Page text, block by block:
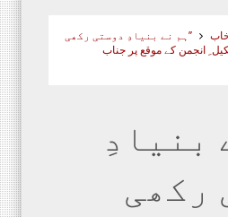
’’ہم نے بنیادِ دوستی رکھی
یوم تشکیل ِ انجمن کے موقع پر جناب
بنیادِ
رکھی